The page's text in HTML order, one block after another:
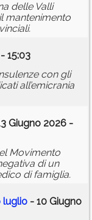
delle Valli
mantenimento
15:03
con gli
all’emicrania
Giugno 2026 -
Movimento
di un
di famiglia.
luglio - 10 Giugno